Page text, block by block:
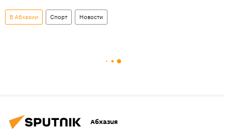
В Абхазии Спорт Новости
Абхазия